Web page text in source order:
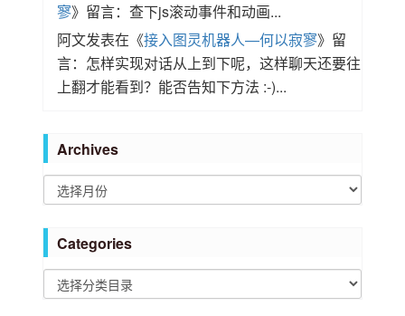
寥》留言：查下js滚动事件和动画...
阿文发表在《接入图灵机器人—何以寂寥》留
言：怎样实现对话从上到下呢，这样聊天还要往
上翻才能看到？能否告知下方法 :-)...
Archives
r
c
h
v
Categories
a